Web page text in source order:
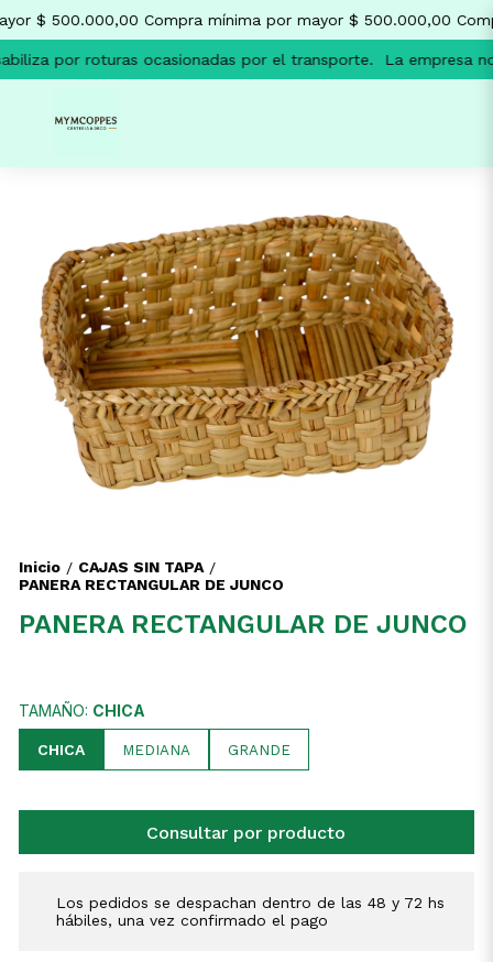
$ 500.000,00 Compra mínima por mayor $ 500.000,00
por roturas ocasionadas por el transporte. La empresa
Inicio / CAJAS SIN TAPA /
PANERA RECTANGULAR DE JUNCO
PANERA RECTANGULAR DE JUNCO
TAMAÑO: CHICA
CHICA MEDIANA GRANDE
Consultar por producto
Los pedidos se despachan dentro de las 48 y 72 hs
hábiles, una vez confirmado el pago